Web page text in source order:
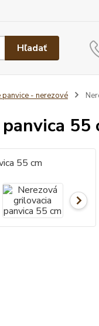
Hľadať
panvice - nerezové
55